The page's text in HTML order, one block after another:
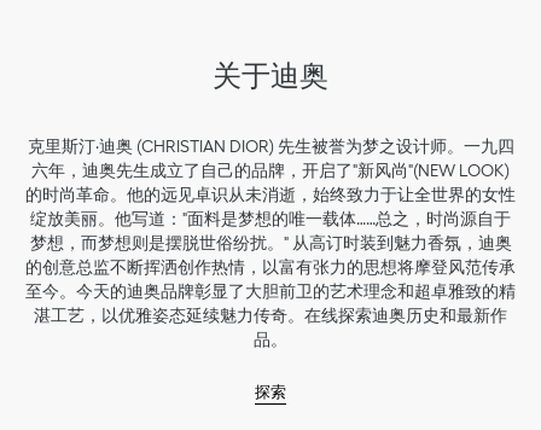
关于迪奥
克里斯汀·迪奥 (CHRISTIAN DIOR) 先生被誉为梦之设计师。一九四
六年，迪奥先生成立了自己的品牌，开启了"新风尚"(NEW LOOK)
的时尚革命。他的远见卓识从未消逝，始终致力于让全世界的女性
绽放美丽。他写道："面料是梦想的唯一载体……总之，时尚源自于
梦想，而梦想则是摆脱世俗纷扰。" 从高订时装到魅力香氛，迪奥
的创意总监不断挥洒创作热情，以富有张力的思想将摩登风范传承
至今。今天的迪奥品牌彰显了大胆前卫的艺术理念和超卓雅致的精
湛工艺，以优雅姿态延续魅力传奇。在线探索迪奥历史和最新作
品。
探索